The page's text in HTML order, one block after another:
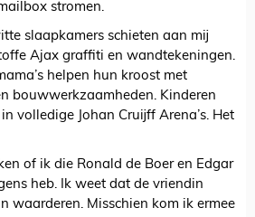
stromen.
slaapkamers schieten aan mij
Ajax graffiti en wandtekeningen.
helpen hun kroost met
bouwwerkzaamheden. Kinderen
volledige Johan Cruijff Arena’s. Het
of ik die Ronald de Boer en Edgar
heb. Ik weet dat de vriendin
waarderen. Misschien kom ik ermee